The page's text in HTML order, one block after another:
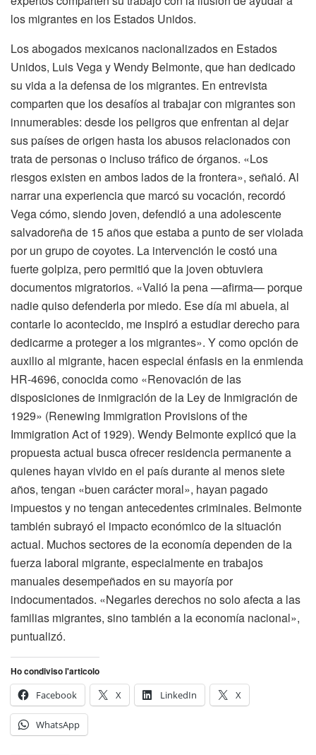
los migrantes en los Estados Unidos.
Los abogados mexicanos nacionalizados en Estados
Unidos, Luis Vega y Wendy Belmonte, que han dedicado
su vida a la defensa de los migrantes. En entrevista
comparten que los desafíos al trabajar con migrantes son
innumerables: desde los peligros que enfrentan al dejar
sus países de origen hasta los abusos relacionados con
trata de personas o incluso tráfico de órganos. «Los
riesgos existen en ambos lados de la frontera», señaló. Al
narrar una experiencia que marcó su vocación, recordó
Vega cómo, siendo joven, defendió a una adolescente
salvadoreña de 15 años que estaba a punto de ser violada
por un grupo de coyotes. La intervención le costó una
fuerte golpiza, pero permitió que la joven obtuviera
documentos migratorios. «Valió la pena —afirma— porque
nadie quiso defenderla por miedo. Ese día mi abuela, al
contarle lo acontecido, me inspiró a estudiar derecho para
dedicarme a proteger a los migrantes». Y como opción de
auxilio al migrante, hacen especial énfasis en la enmienda
HR-4696, conocida como «Renovación de las
disposiciones de inmigración de la Ley de Inmigración de
1929» (Renewing Immigration Provisions of the
Immigration Act of 1929). Wendy Belmonte explicó que la
propuesta actual busca ofrecer residencia permanente a
quienes hayan vivido en el país durante al menos siete
años, tengan «buen carácter moral», hayan pagado
impuestos y no tengan antecedentes criminales. Belmonte
también subrayó el impacto económico de la situación
actual. Muchos sectores de la economía dependen de la
fuerza laboral migrante, especialmente en trabajos
manuales desempeñados en su mayoría por
indocumentados. «Negarles derechos no solo afecta a las
familias migrantes, sino también a la economía nacional»,
puntualizó.
Ho condiviso l'articolo
Facebook
X LinkedIn X
WhatsApp